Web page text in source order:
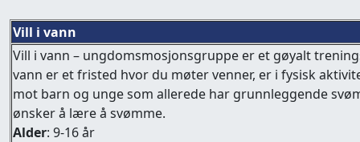
Vill i vann
Vill i vann – ungdomsmosjonsgruppe er et gøyalt
vann er et fristed hvor du møter venner, er i fysisk
mot barn og unge som allerede har grunnleggende
ønsker å lære å svømme.
Alder: 9-16 år